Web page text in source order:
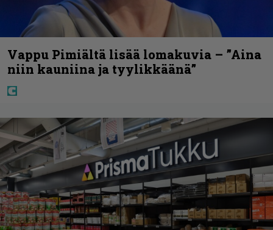
Vappu Pimiältä lisää lomakuvia – ”Aina
niin kauniina ja tyylikkäänä”